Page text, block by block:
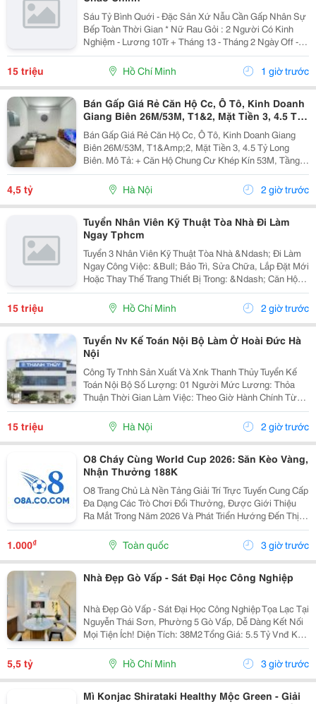
Sáu Tỷ Bình Quới - Đặc Sản Xứ Nẫu Cần Gấp Nhân Sự
Bếp Toàn Thời Gian * Nữ Rau Gỏi : 2 Người Có Kinh
Nghiệm - Lương 10Tr + Tháng 13 - Tháng 2 Ngày Off -
Lễ X 2 - Được Nghỉ Tết Nđ * Chảo Chính : 2 Người Có
Kinh Nghiệm + Sức Khỏe Tốt...
15 triệu Hồ Chí Minh 1 giờ trước
Bán Gấp Giá Rẻ Căn Hộ Cc, Ô Tô, Kinh Doanh
Giang Biên 26M/53M, T1&2, Mặt Tiền 3, 4.5 Tỷ
Long Biên.
Bán Gấp Giá Rẻ Căn Hộ Cc, Ô Tô, Kinh Doanh Giang
Biên 26M/53M, T1&Amp;2, Mặt Tiền 3, 4.5 Tỷ Long
Biên. Mô Tả: + Căn Hộ Chung Cư Khép Kín 53M, Tầng 1
Và 2 Đế Căn Hộ Chung Cư, Đất Sổ Đỏ Lâu Dài. + Kinh
Doanh Bất Chấp Các Loại Hình, Quỹ Đất Rộng...
4,5 tỷ Hà Nội 2 giờ trước
Tuyển Nhân Viên Kỹ Thuật Tòa Nhà Đi Làm
Ngay Tphcm
Tuyển 3 Nhân Viên Kỹ Thuật Tòa Nhà &Ndash; Đi Làm
Ngay Công Việc: &Bull; Bảo Trì, Sửa Chữa, Lắp Đặt Mới
Hoặc Thay Thế Trang Thiết Bị Trong: &Ndash; Căn Hộ
Dịch Vụ &Ndash; Nhà Trọ, Chung Cư Mini &Bull; Kiểm
Tra Và Xử Lý Sự Cố Phát Sinh...
15 triệu Hồ Chí Minh 2 giờ trước
Tuyển Nv Kế Toán Nội Bộ Làm Ở Hoài Đức Hà
Nội
Công Ty Tnhh Sản Xuất Và Xnk Thanh Thủy Tuyển Kế
Toán Nội Bộ Số Lượng: 01 Người Mức Lương: Thỏa
Thuận Thời Gian Làm Việc: Theo Giờ Hành Chính Từ
Thứ 2 Đến Thứ 7. Nội Dung Công Việc: - Làm Hợp Đồng
Mua Bán, Tính Lương Nhân Viên, Hợp...
15 triệu Hà Nội 2 giờ trước
O8 Cháy Cùng World Cup 2026: Săn Kèo Vàng,
Nhận Thưởng 188K
O8 Trang Chủ Là Nền Tảng Giải Trí Trực Tuyến Cung Cấp
Đa Dạng Các Trò Chơi Đổi Thưởng, Được Giới Thiệu
Ra Mắt Trong Năm 2026 Và Phát Triển Hướng Đến Thị
Trường Châu Á. Theo Thông Tin Từ Nền Tảng, O8 Hoạt
Động Theo Các Tiêu Chuẩn Áp Dụng Trong Lĩnh...
1.000₫ Toàn quốc 3 giờ trước
Nhà Đẹp Gò Vấp - Sát Đại Học Công Nghiệp
Nhà Đẹp Gò Vấp - Sát Đại Học Công Nghiệp Tọa Lạc Tại
Nguyễn Thái Sơn, Phường 5 Gò Vấp, Dễ Dàng Kết Nối
Mọi Tiện Ích! Diện Tích: 38M2 Tổng Giá: 5.5 Tỷ Vnđ Kết
Cấu: Nhà 1 Trệt 2 Lầu Kiên Cố, 3Pn, 3Wc, Ban Công,
Sân Thượng Thoáng Mát, Sẵn Sàng Dọn...
5,5 tỷ Hồ Chí Minh 3 giờ trước
Mì Konjac Shirataki Healthy Mộc Green - Giải